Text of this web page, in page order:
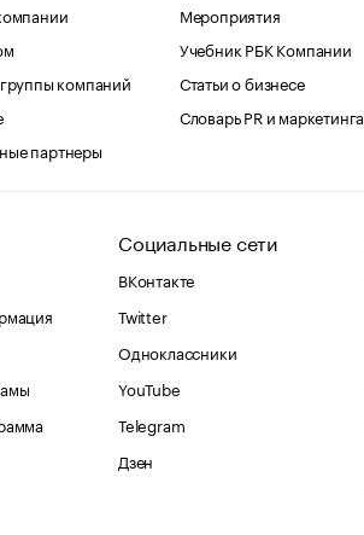
компаний
партнеры
Мероприятия
Учебник РБК Компании
Статьи о бизнесе
Словарь PR и маркетинга
Социальные сети
ВКонтакте
Twitter
Одноклассники
YouTube
Telegram
Дзен